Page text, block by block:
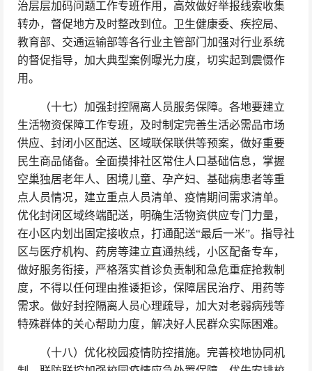
治层层加码问题工作专班作用，高效做好举报线索收集
转办，督促地方及时整改到位。卫生健康委、疾控局、
教育部、交通运输部等各行业主管部门加强对行业系统
的督促指导，加大典型案例曝光力度，切实起到震慑作
用。
（十七）加强封控隔离人员服务保障。各地要建立
生活物资保障工作专班，及时制定完善生活必需品市场
供应、封闭小区配送、区域联保联供等预案，做好重要
民生商品储备。全面摸排社区常住人口基础信息，掌握
空巢独居老年人、困境儿童、孕产妇、基础病患者等重
点人员情况，建立重点人员清单、疫情期间需求清单。
优化封闭区域终端配送，明确生活物资供应专门力量，
在小区内划出固定接收点，打通配送“最后一米”。指导社
区与医疗机构、药房等建立直通热线，小区配备专车，
做好服务衔接，严格落实首诊负责制和急危重症抢救制
度，不得以任何理由推诿拒诊，保障居民治疗、用药等
需求。做好封控隔离人员心理疏导，加大对老弱病残等
特殊群体的关心帮助力度，解决好人民群众实际困难。
（十八）优化校园疫情防控措施。完善校地协同机